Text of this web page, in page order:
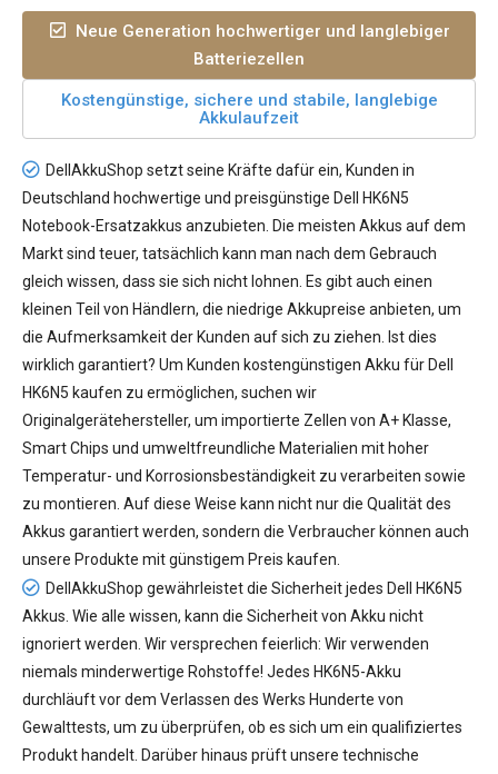
Neue Generation hochwertiger und langlebiger
Batteriezellen
Kostengünstige, sichere und stabile, langlebige
Akkulaufzeit
DellAkkuShop setzt seine Kräfte dafür ein, Kunden in
Deutschland hochwertige und preisgünstige Dell HK6N5
Notebook-Ersatzakkus anzubieten. Die meisten Akkus auf dem
Markt sind teuer, tatsächlich kann man nach dem Gebrauch
gleich wissen, dass sie sich nicht lohnen. Es gibt auch einen
kleinen Teil von Händlern, die niedrige Akkupreise anbieten, um
die Aufmerksamkeit der Kunden auf sich zu ziehen. Ist dies
wirklich garantiert? Um Kunden kostengünstigen Akku für Dell
HK6N5 kaufen zu ermöglichen, suchen wir
Originalgerätehersteller, um importierte Zellen von A+ Klasse,
Smart Chips und umweltfreundliche Materialien mit hoher
Temperatur- und Korrosionsbeständigkeit zu verarbeiten sowie
zu montieren. Auf diese Weise kann nicht nur die Qualität des
Akkus garantiert werden, sondern die Verbraucher können auch
unsere Produkte mit günstigem Preis kaufen.
DellAkkuShop gewährleistet die Sicherheit jedes Dell HK6N5
Akkus . Wie alle wissen, kann die Sicherheit von Akku nicht
ignoriert werden. Wir versprechen feierlich: Wir verwenden
niemals minderwertige Rohstoffe! Jedes HK6N5-Akku
durchläuft vor dem Verlassen des Werks Hunderte von
Gewalttests, um zu überprüfen, ob es sich um ein qualifiziertes
Produkt handelt. Darüber hinaus prüft unsere technische